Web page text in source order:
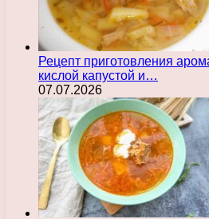
Рецепт приготовления
кислой капустой и…
07.07.2026